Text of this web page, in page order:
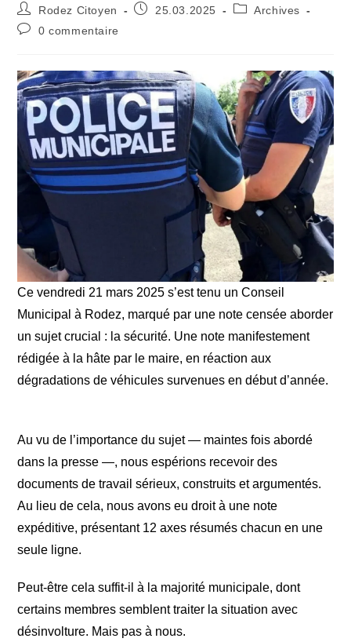
Auteur/autrice
de
la
Rodez Citoyen
Publication
25.03.2025
PostArchives
Commentaires
publication :
0 commentaire
Ce vendredi 21 mars 2025 s’est tenu un Conseil
Municipal à Rodez, marqué par une note censée aborder
un sujet crucial : la sécurité. Une note manifestement
rédigée à la hâte par le maire, en réaction aux
dégradations de véhicules survenues en début d’année.
Au vu de l’importance du sujet — maintes fois abordé
dans la presse —, nous espérions recevoir des
documents de travail sérieux, construits et argumentés.
Au lieu de cela, nous avons eu droit à une note
expéditive, présentant 12 axes résumés chacun en une
seule ligne.
Peut-être cela suffit-il à la majorité municipale, dont
certains membres semblent traiter la situation avec
désinvolture. Mais pas à nous.